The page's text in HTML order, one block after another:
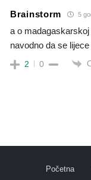
Brainstorm 5
a o
navodno da se
2 0
Početna